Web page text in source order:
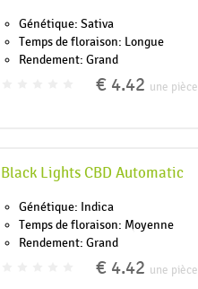
Génétique: Sativa
Temps de floraison: Longue
Rendement: Grand
€ 4.42 une pièce
Black Lights CBD Automatic
Génétique: Indica
Temps de floraison: Moyenne
Rendement: Grand
€ 4.42 une pièce